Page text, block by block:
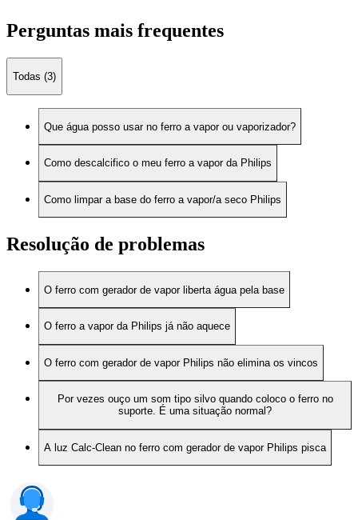
Perguntas mais frequentes
Todas (3)
Que água posso usar no ferro a vapor ou vaporizador?
Como descalcifico o meu ferro a vapor da Philips
Como limpar a base do ferro a vapor/a seco Philips
Resolução de problemas
O ferro com gerador de vapor liberta água pela base
O ferro a vapor da Philips já não aquece
O ferro com gerador de vapor Philips não elimina os vincos
Por vezes ouço um som tipo silvo quando coloco o ferro no
suporte. É uma situação normal?
A luz Calc-Clean no ferro com gerador de vapor Philips pisca